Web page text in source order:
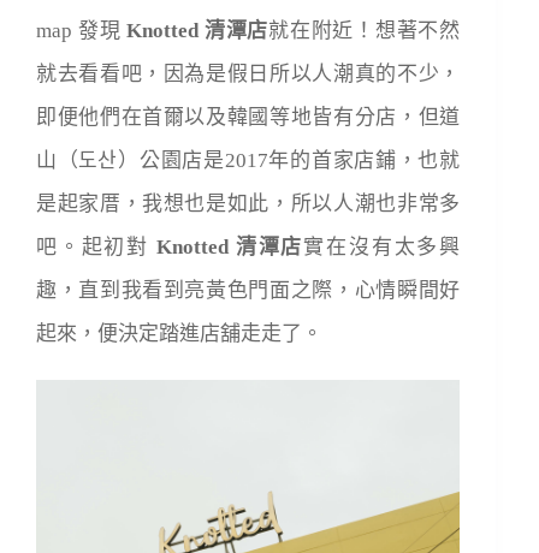
map 發現Knotted 清潭店就在附近！想著不然
就去看看吧，因為是假日所以人潮真的不少，
即便他們在首爾以及韓國等地皆有分店，但道
山（도산）公園店是2017年的首家店鋪，也就
是起家厝，我想也是如此，所以人潮也非常多
吧。起初對 Knotted 清潭店實在沒有太多興
趣，直到我看到亮黃色門面之際，心情瞬間好
起來，便決定踏進店舖走走了。